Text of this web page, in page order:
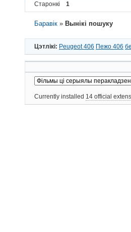
Старонкі 1
Баравік » Вынікі пошуку
Цэтлікі: Peugeot 406 Пежо 406
Currently installed 14 official